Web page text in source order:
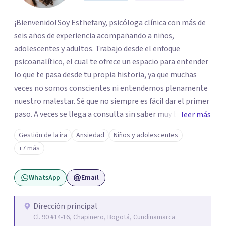
¡Bienvenido! Soy Esthefany, psicóloga clínica con más de
seis años de experiencia acompañando a niños,
adolescentes y adultos. Trabajo desde el enfoque
psicoanalítico, el cual te ofrece un espacio para entender
lo que te pasa desde tu propia historia, ya que muchas
veces no somos conscientes ni entendemos plenamente
nuestro malestar. Sé que no siempre es fácil dar el primer
paso. A veces se llega a consulta sin saber muy bien qué
decir, o sintiendo que algo no anda bien pero sin poder
nombrarlo. Mi intención es acompañarte en ese proceso,
sin juicios y a tu propio ritmo, para que lo que hoy te pesa
pueda pensarse y transformarse.
leer más
Gestión de la ira Ansiedad
Niños y adolescentes
+7 más
WhatsApp Email
Dirección principal
Cl. 90 #14-16, Chapinero, Bogotá, Cundinamarca